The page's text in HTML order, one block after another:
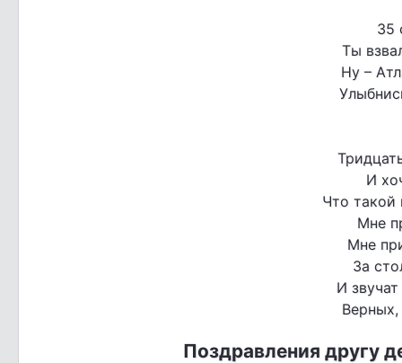
35
Ты
Ну –
И
Что такой
Мне
Мне
За
И
Поздравления другу